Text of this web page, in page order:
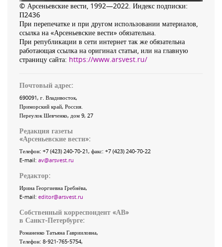
© Арсеньевские вести, 1992—2022. Индекс подписки:
П2436
При перепечатке и при другом использовании материалов,
ссылка на «Арсеньевские вести» обязательна.
При републикации в сети интернет так же обязательна
работающая ссылка на оригинал статьи, или на главную
страницу сайта: https://www.arsvest.ru/
Почтовый адрес:
690091, г. Владивосток,
Приморский край, Россия
Переулок Шевченко, дом 9, 27
Редакция газеты
«Арсеньевские вести»:
Телефон: +7 (423) 240-70-21, факс: +7 (423) 240-70-22
E-mail: av@arsvest.ru
Редактор:
Ирина Георгиевна Гребнёва,
E-mail: editor@arsvest.ru
Собственный корреспондент «АВ»
в Санкт-Петербурге:
Романенко Татьяна Гаврииловна,
Телефон: 8-921-765-5754,